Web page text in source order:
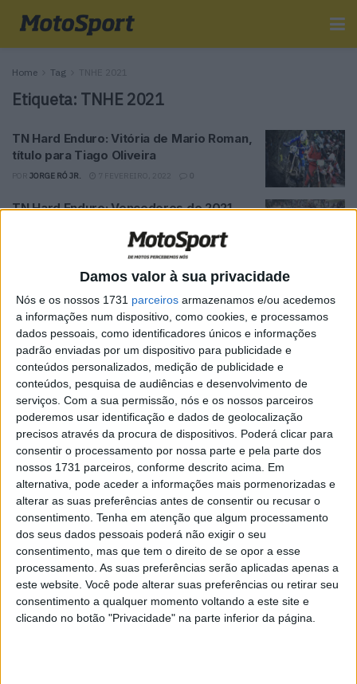
Damos valor à sua privacidade
Nós e os nossos 1731 parceiros armazenamos e/ou acedemos
a informações num dispositivo, como cookies, e processamos
dados pessoais, como identificadores únicos e informações
padrão enviadas por um dispositivo para publicidade e
conteúdos personalizados, medição de publicidade e
conteúdos, pesquisa de audiências e desenvolvimento de
serviços. Com a sua permissão, nós e os nossos parceiros
poderemos usar identificação e dados de geolocalização
precisos através da procura de dispositivos. Poderá clicar para
consentir o processamento por nossa parte e pela parte dos
nossos 1731 parceiros, conforme descrito acima. Em
alternativa, pode aceder a informações mais pormenorizadas e
alterar as suas preferências antes de consentir ou recusar o
consentimento. Tenha em atenção que algum processamento
dos seus dados pessoais poderá não exigir o seu
consentimento, mas que tem o direito de se opor a esse
processamento. As suas preferências serão aplicadas apenas a
este website. Você pode alterar suas preferências ou retirar seu
consentimento a qualquer momento voltando a este site e
clicando no botão "Privacidade" na parte inferior da página.
Home Tag TNHE 2021
Etiqueta: TNHE 2021
TN Hard Enduro: Vitória de Mario Roman,
título para Tiago Oliveira
JORGE RÓ JR. 0
TN Hard Enduro: Vencedores de 2021
31 JANEIRO, 2022 0
Tendências Comentários Novidades
MotoGP- Reviravolta com Oliveira na Honda
8 SETEMBRO, 2025
MotoGP: Reviravolta? Miguel Oliveira pode
ter vaga em 2026
28 AGOSTO, 2025
MotoGP: Paolo Campinoti (Pramac) faz
revelações ‘desconfortáveis’ sobre Marc
Márquez
16 OUTUBRO, 2025
MotoGP: Toprak Razgatlioglu ‘muito
superior’ a Miguel Oliveira
29 DEZEMBRO, 2025